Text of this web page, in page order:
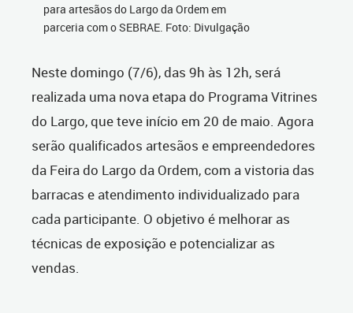
para artesãos do Largo da Ordem em
parceria com o SEBRAE. Foto: Divulgação
Neste domingo (7/6), das 9h às 12h, será
realizada uma nova etapa do Programa Vitrines
do Largo, que teve início em 20 de maio. Agora
serão qualificados artesãos e empreendedores
da Feira do Largo da Ordem, com a vistoria das
barracas e atendimento individualizado para
cada participante. O objetivo é melhorar as
técnicas de exposição e potencializar as
vendas.